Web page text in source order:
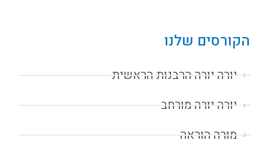
הקורסים שלנו
יורה יורה הרבנות הראשית
יורה יורה מורחב
מורה הוראה